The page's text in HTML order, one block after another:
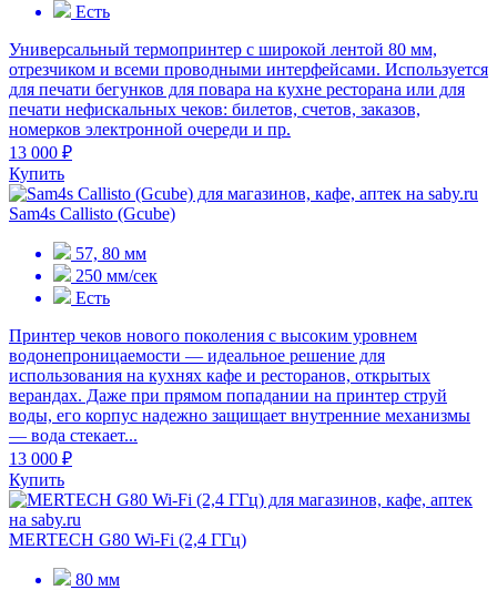
Есть
Универсальный термопринтер с широкой лентой 80 мм,
отрезчиком и всеми проводными интерфейсами. Используется
для печати бегунков для повара на кухне ресторана или для
печати нефискальных чеков: билетов, счетов, заказов,
номерков электронной очереди и пр.
13 000 ₽
Купить
Sam4s Callisto (Gcube)
57, 80 мм
250 мм/сек
Есть
Принтер чеков нового поколения с высоким уровнем
водонепроницаемости — идеальное решение для
использования на кухнях кафе и ресторанов, открытых
верандах. Даже при прямом попадании на принтер струй
воды, его корпус надежно защищает внутренние механизмы
— вода стекает...
13 000 ₽
Купить
MERTECH G80 Wi-Fi (2,4 ГГц)
80 мм